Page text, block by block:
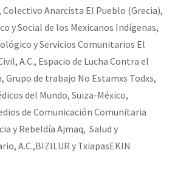
Colectivo Anarcista El Pueblo (Grecia),
y Social de los Mexicanos Indígenas,
y Servicios Comunitarios El
A.C., Espacio de Lucha Contra el
Grupo de trabajo No Estamxs Todxs,
del Mundo, Suiza-México,
de Comunicación Comunitaria
y Rebeldía Ajmaq, Salud y
A.C.,BIZILUR y TxiapasEKIN